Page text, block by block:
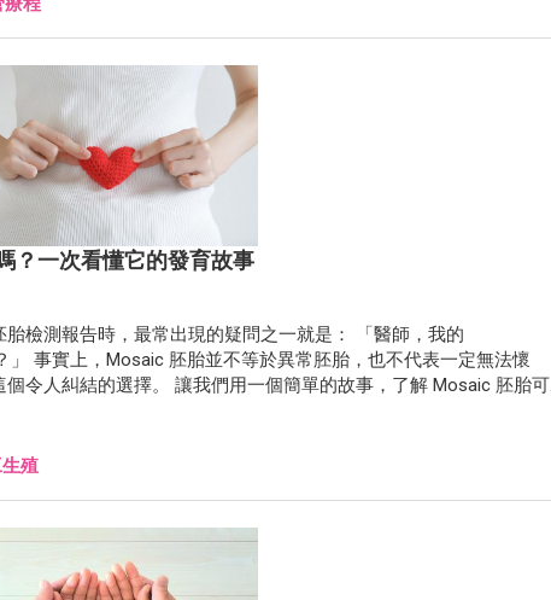
？一次看懂它的發育故事
檢測報告時，最常出現的疑問之一就是： 「醫師，我的
事實上，Mosaic 胚胎並不等於異常胚胎，也不代表一定無法懷
令人糾結的選擇。 讓我們用一個簡單的故事，了解 Mosaic 胚胎可
殖